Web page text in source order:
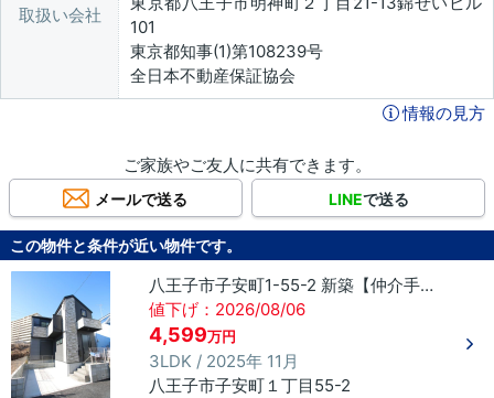
取扱い会社
101
東京都知事(1)第108239号
全日本不動産保証協会
情報の見方
ご家族やご友人に共有できます。
メールで送る LINEで送る
この物件と条件が近い物件です。
八王子市子安町1-55-2 新築【仲介手数料無料】
値下げ：2026/08/06
4,599万円
3LDK / 2025年 11月
八王子市子安町 １丁目 55-2